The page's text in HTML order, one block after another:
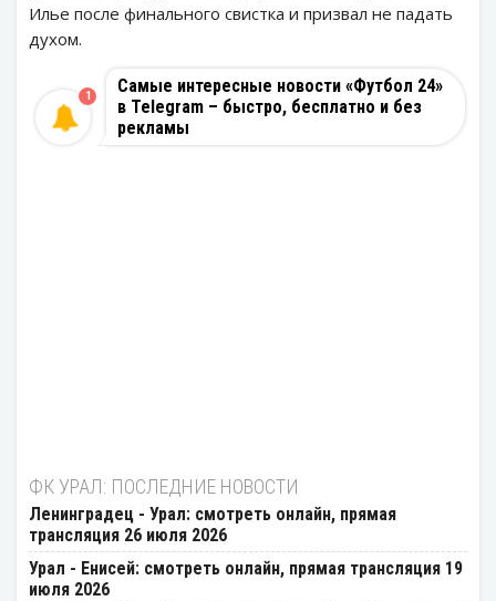
Илье после финального свистка и призвал не падать
духом.
Самые интересные новости «Футбол 24»
в Telegram – быстро, бесплатно и без
рекламы
1
ФК УРАЛ: ПОСЛЕДНИЕ НОВОСТИ
Ленинградец - Урал: смотреть онлайн, прямая
трансляция 26 июля 2026
Урал - Енисей: смотреть онлайн, прямая трансляция 19
июля 2026